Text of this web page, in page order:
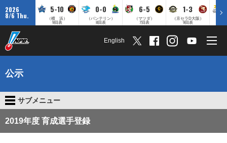
2026
8/6 Thu.
5-10
（横 浜）
9回表
0-0
（バンテリン）
8回表
6-5
（マツダ）
7回表
1-3
（京セラD大阪）
9回表
English
公示
サブメニュー
2019年度 育成選手登録